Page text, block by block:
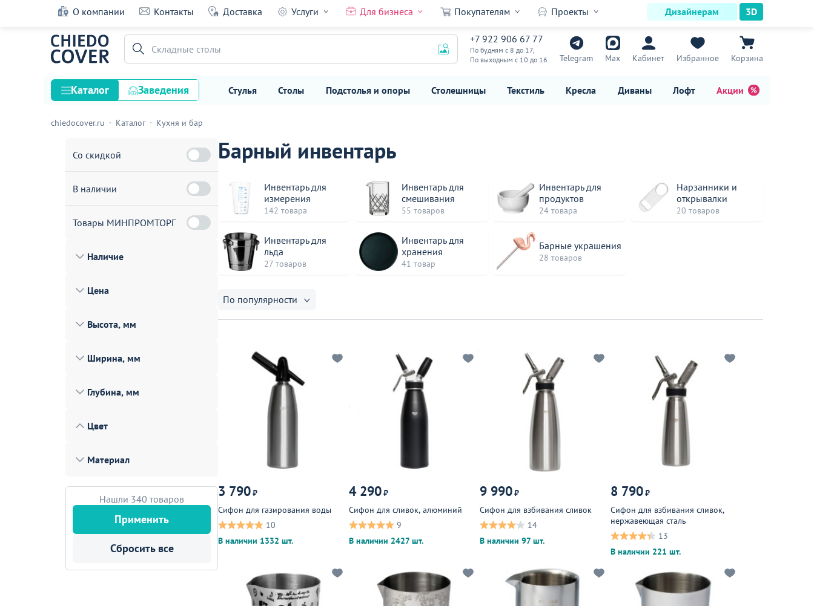
О компании Контакты Доставка Услуги Для бизнеса Покупателям Проекты Дизайнерам 3D
+7 922 906 67 77
По будням с 8 до 17,
По выходным с 10 до 16
Telegram Max Кабинет Избранное Корзина
Складные столы
Каталог Заведения Стулья Столы Подстолья и опоры Столешницы Текстиль Кресла Диваны Лофт Акции
Стулья
Столешницы
Диваны
Мебель для хранения
Освещение
Комнаты
Акции
chiedocover.ru Каталог Кухня и бар
Барный инвентарь
Инвентарь для
измерения
142 товара
Инвентарь для
смешивания
55 товаров
Инвентарь для
продуктов
24 товара
Нарзанники и
открывалки
20 товаров
Инвентарь для
льда
27 товаров
Инвентарь для
хранения
41 товар
Барные украшения
28 товаров
По популярности
3 790₽
Сифон для газирования воды
10
В наличии 1332 шт.
4 290₽
Сифон для сливок, алюминий
9
В наличии 2427 шт.
9 990₽
Сифон для взбивания сливок
14
В наличии 97 шт.
8 790₽
Сифон для взбивания сливок,
нержавеющая сталь
13
В наличии 221 шт.
Со скидкой
В наличии
Товары МИНПРОМТОРГ
Наличие
Цена
Высота, мм
Ширина, мм
Глубина, мм
Цвет
Материал
Нашли 340 товаров
Применить
Сбросить все